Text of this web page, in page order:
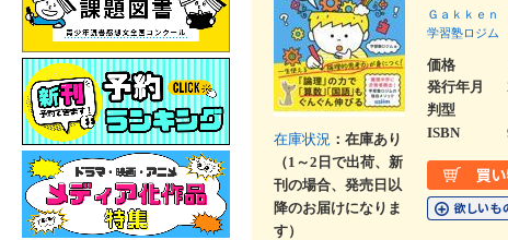
在庫状況 ：在庫あり
（1～2日で出荷、新
刊の場合、発売日以
降のお届けになりま
す）
Ｇａｋｋｅｎ
学習塾ロジム
価格
発行年月
判型
ISBN